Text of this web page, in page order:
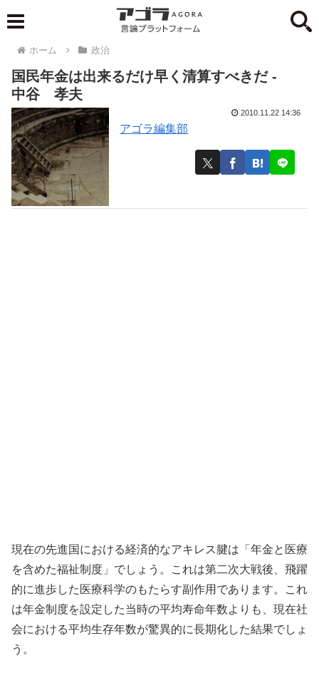
ホーム 政治
国民年金は出来るだけ早く清算すべきだ -
中谷 孝夫
アゴラ編集部
2010.11.22 14:36
現在の先進国における経済的なアキレス腱は「年金と医療
を含めた福祉制度」でしょう。これは第二次大戦後、飛躍
的に進歩した医療科学のもたらす副作用であります。これ
は年金制度を設定した当時の平均寿命年数よりも、現在社
会における平均生存年数が驚異的に長期化した結果でしょ
う。